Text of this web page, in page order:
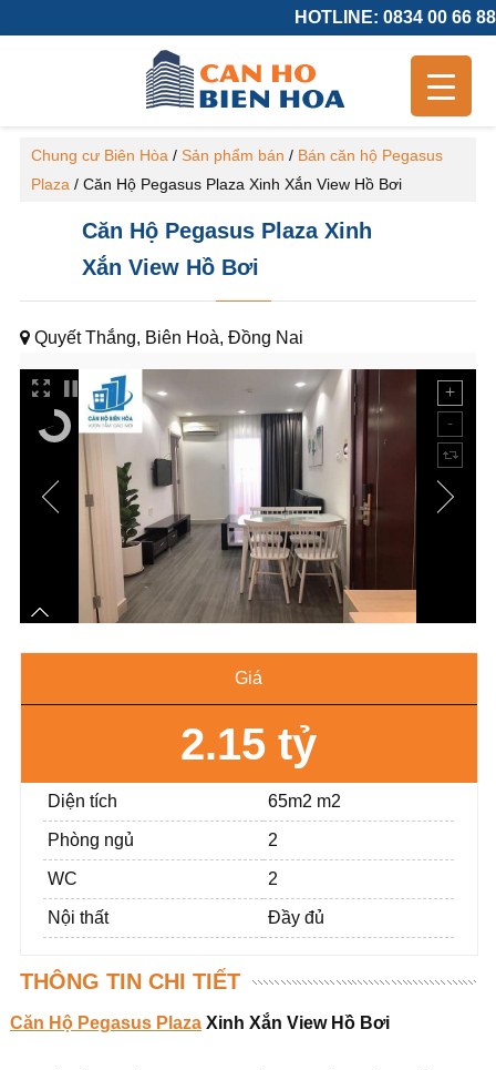
HOTLINE: 0834 00 66 88
Chung cư Biên Hòa / Sản phẩm bán / Bán căn hộ Pegasus
Plaza / Căn Hộ Pegasus Plaza Xinh Xắn View Hồ Bơi
Căn Hộ Pegasus Plaza Xinh
Xắn View Hồ Bơi
Quyết Thắng, Biên Hoà, Đồng Nai
Giá
2.15 tỷ
Diện tích 65m2 m2
Phòng ngủ 2
WC 2
Nội thất Đầy đủ
THÔNG TIN CHI TIẾT
Căn Hộ Pegasus PlazaXinh Xắn View Hồ Bơi